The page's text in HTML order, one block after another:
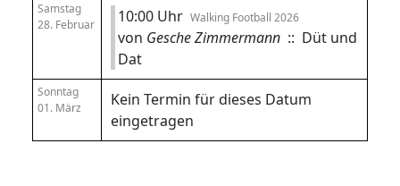
Samstag
28. Februar
10:00 Uhr Walking Football 2026
von Gesche Zimmermann :: Düt und
Dat
Sonntag
01. März
Kein Termin für dieses Datum
eingetragen